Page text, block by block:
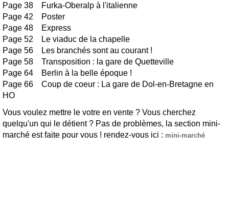
Page 38 Furka-Oberalp à l'italienne
Page 42 Poster
Page 48 Express
Page 52 Le viaduc de la chapelle
Page 56 Les branchés sont au courant !
Page 58 Transposition : la gare de Quetteville
Page 64 Berlin à la belle époque !
Page 66 Coup de coeur : La gare de Dol-en-Bretagne en
HO
Vous voulez mettre le votre en vente ? Vous cherchez
quelqu'un qui le détient ? Pas de problèmes, la section mini-
marché est faite pour vous ! rendez-vous ici : mini-marché